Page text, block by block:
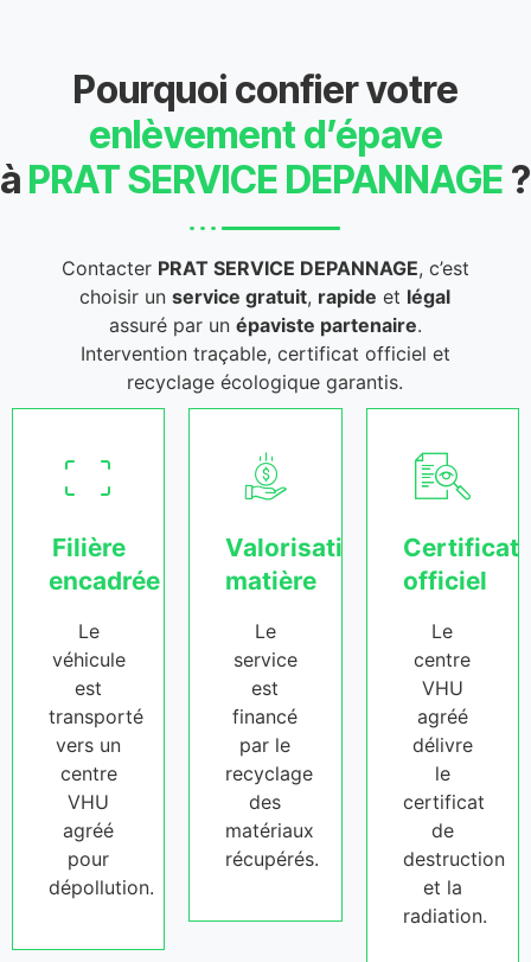
Pourquoi confier votre
enlèvement d’épave
à PRAT SERVICE DEPANNAGE ?
Contacter PRAT SERVICE DEPANNAGE, c’est
choisir unservice gratuit, rapide et légal
assuré par un épaviste partenaire.
Intervention traçable, certificat officiel et
recyclage écologique garantis.
Filière
encadrée
Le
véhicule
est
transporté
vers un
centre
VHU
agréé
pour
dépollution.
Valorisation
matière
Le
service
est
financé
par le
recyclage
des
matériaux
récupérés.
Certificat
officiel
Le
centre
VHU
agréé
délivre
le
certificat
de
destruction
et la
radiation.